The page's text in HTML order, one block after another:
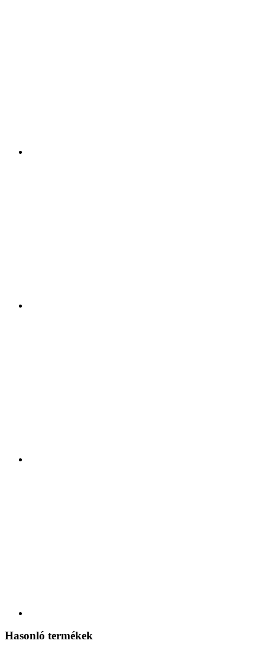
Hasonló termékek